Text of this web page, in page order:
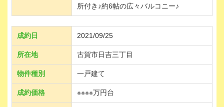
所付き♪約6帖の広々バルコニー♪
成約日 2021/09/25
所在地 古賀市日吉三丁目
物件種別 一戸建て
成約価格 ※※※※万円台